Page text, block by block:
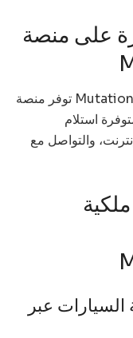
على منصة
توفر منصة Mutationvehicule.ma خدمات عديدة لنقل ملكية
استلام
والتواصل مع
عبر